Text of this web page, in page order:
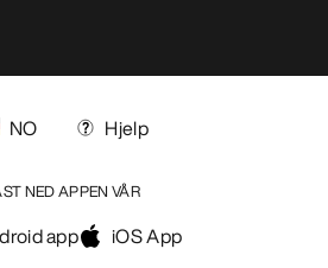
NO Hjelp
NED APPEN VÅR
app iOS App